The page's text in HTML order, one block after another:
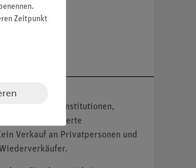
sich nur an Institutionen,
und autorisierte
Verkauf an Privatpersonen und
Zeitpunkt